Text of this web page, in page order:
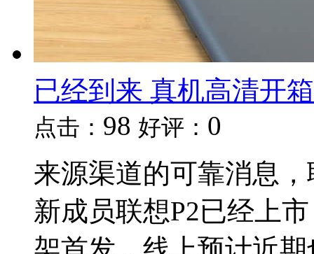
已经到来 真机高清开
点击： 98 好评： 0
来源渠道的可靠消息
新成员联想P2已经上